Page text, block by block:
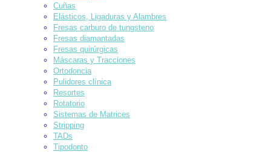
Cuñas
Elásticos, Ligaduras y Alambres
Fresas carburo de tungsteno
Fresas diamantadas
Fresas quirúrgicas
Máscaras y Tracciones
Ortodoncia
Pulidores clínica
Resortes
Rotatorio
Sistemas de Matrices
Stripping
TADs
Tipodonto